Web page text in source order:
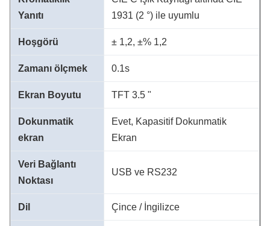
Yanıtı
1931 (2 °) ile uyumlu
Hoşgörü ± 1,2, ±% 1,2
Zamanı ölçmek 0.1s
Ekran Boyutu TFT 3.5 "
Dokunmatik
ekran
Evet, Kapasitif Dokunmatik
Ekran
Veri Bağlantı
Noktası
USB ve RS232
Dil Çince / İngilizce